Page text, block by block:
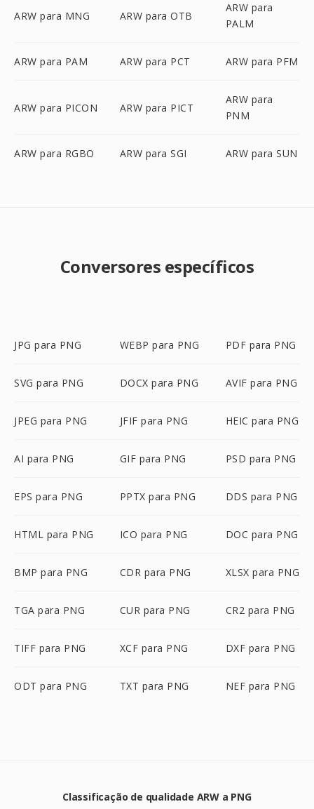
ARW para MNG ARW para OTB
ARW para
PALM
ARW para PAM ARW para PCT ARW para PFM
ARW para PICON ARW para PICT
ARW para
PNM
ARW para RGBO ARW para SGI ARW para SUN
Conversores específicos
JPG para PNG WEBP para PNG PDF para PNG
SVG para PNG DOCX para PNG AVIF para PNG
JPEG para PNG JFIF para PNG HEIC para PNG
AI para PNG GIF para PNG PSD para PNG
EPS para PNG PPTX para PNG DDS para PNG
HTML para PNG ICO para PNG DOC para PNG
BMP para PNG CDR para PNG XLSX para PNG
TGA para PNG CUR para PNG CR2 para PNG
TIFF para PNG XCF para PNG DXF para PNG
ODT para PNG TXT para PNG NEF para PNG
Classificação de qualidade ARW a PNG